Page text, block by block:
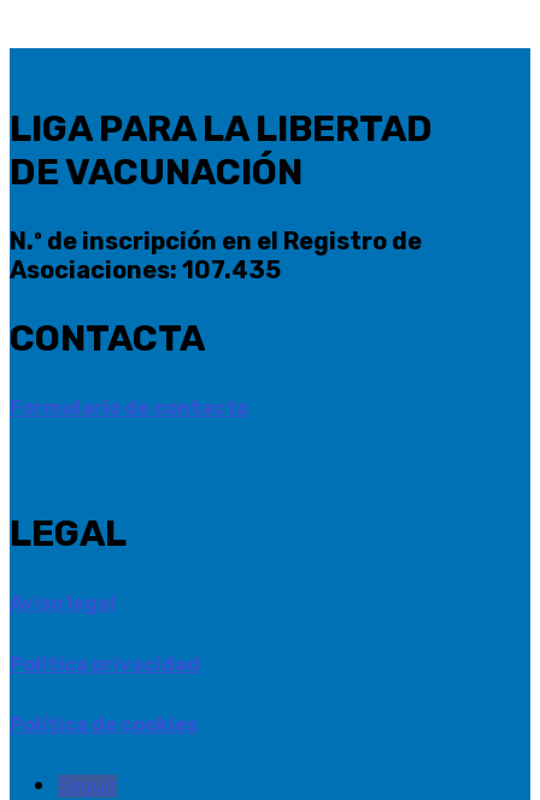
LIGA PARA LA LIBERTAD
DE VACUNACIÓN
N.º de inscripción en el Registro de
Asociaciones: 107.435
CONTACTA
Formulario de contacto
LEGAL
Aviso legal
Política privacidad
Política de cookies
Seguir